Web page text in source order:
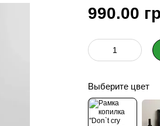
990.00
Выберите цвет